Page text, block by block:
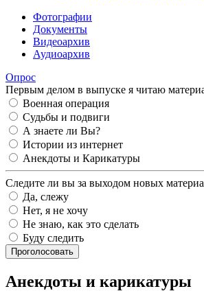
Фотографии
Документы
Видеоархив
Аудиоархив
Опрос
Первым делом в выпуске я читаю
Военная операция
Судьбы и подвиги
А знаете ли Вы?
Истории из интернет
Анекдоты и Карикатуры
Следите ли вы за выходом новых
Да, слежу
Нет, я не хочу
Не знаю, как это сделать
Буду следить
Проголосовать
Анекдоты и карикатуры